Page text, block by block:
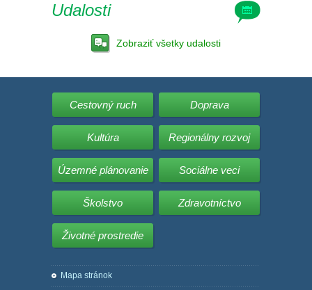
Udalosti
Zobraziť všetky udalosti
Cestovný ruch Doprava
Kultúra Regionálny rozvoj
Územné plánovanie Sociálne veci
Školstvo Zdravotníctvo
Životné prostredie
Mapa stránok